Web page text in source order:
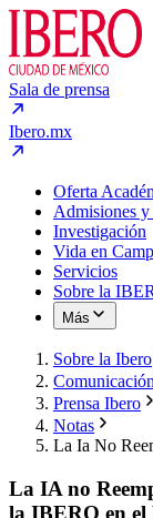
Sala de prensa
Ibero.mx
Oferta
Admisiones
Investigación
Vida en
Servicios
Sobre la
Más
Sobre la Ibero
Prensa Ibero
Notas
La Ia No
La IA no
la IBERO en